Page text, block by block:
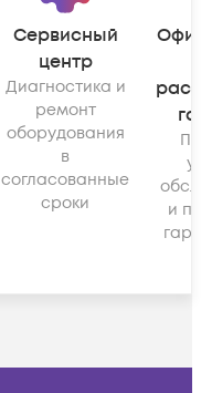
Сервисный
центр
Диагностика и
ремонт
оборудования
в
согласованные
сроки
и